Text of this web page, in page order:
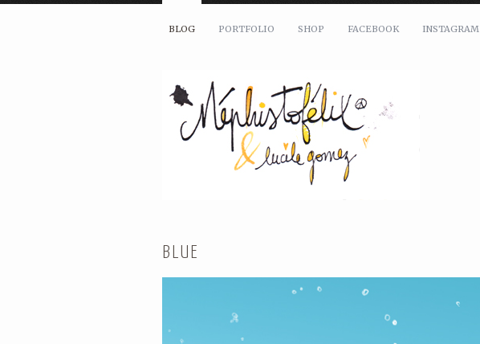
BLOG PORTFOLIO SHOP FACEBOOK INSTAGRAM
BLUE